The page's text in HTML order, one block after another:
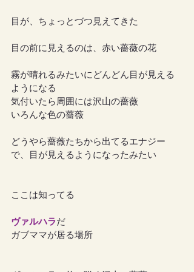
目が、ちょっとづつ見えてきた
目の前に見えるのは、赤い薔薇の花
霧が晴れるみたいにどんどん目が見える
ようになる
気付いたら周囲には沢山の薔薇
いろんな色の薔薇
どうやら薔薇たちから出てるエナジー
で、目が見えるようになったみたい
ここは知ってる
ヴァルハラだ
ガブママが居る場所